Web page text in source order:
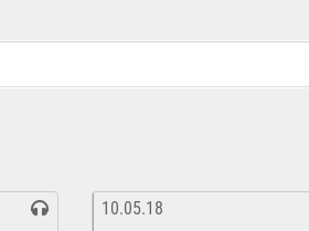
10.05.18